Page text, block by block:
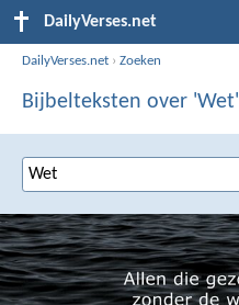
DailyVerses.net
DailyVerses.net ›Zoeken
Bijbelteksten over 'Wet'